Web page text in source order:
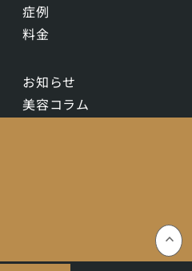
症例
料金
お知らせ
美容コラム
keyboard_control_key